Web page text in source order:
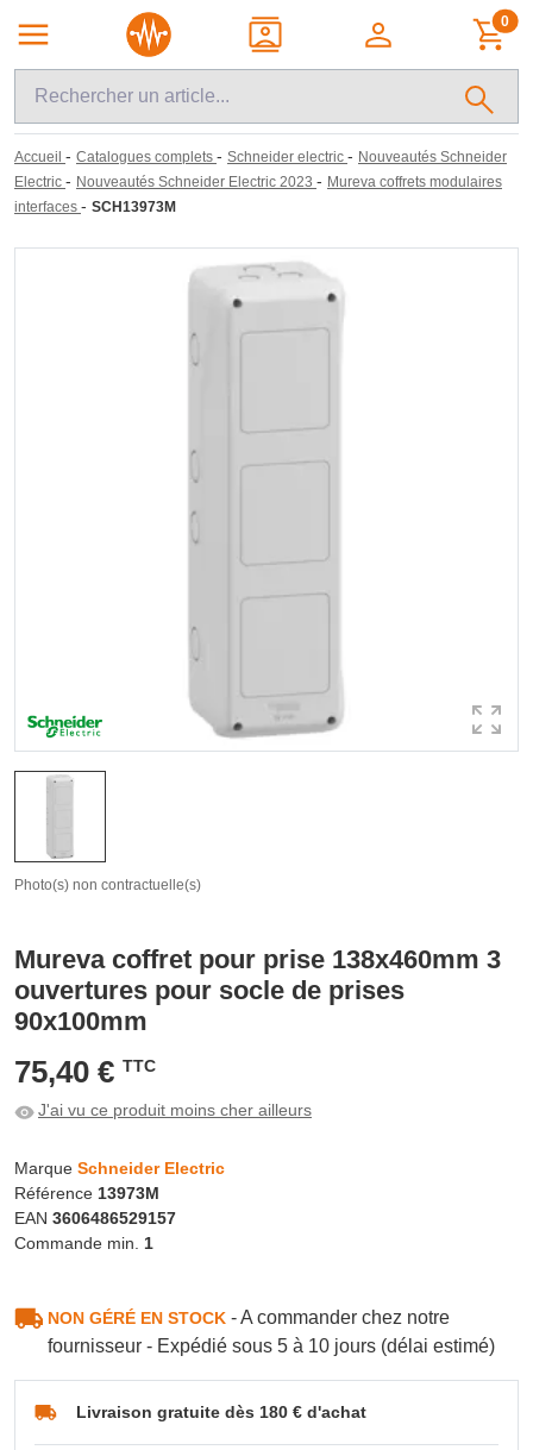
0
Accueil - Catalogues complets - Schneider electric - Nouveautés Schneider
Electric - Nouveautés Schneider Electric 2023 - Mureva coffrets modulaires
interfaces - SCH13973M
Photo(s) non contractuelle(s)
Mureva coffret pour prise 138x460mm 3
ouvertures pour socle de prises
90x100mm
75,40 € TTC
J'ai vu ce produit moins cher ailleurs
Marque Schneider Electric
Référence 13973M
EAN 3606486529157
Commande min. 1
NON GÉRÉ EN STOCK- A commander chez notre
fournisseur - Expédié sous 5 à 10 jours (délai estimé)
Livraison gratuite dès 180 € d'achat